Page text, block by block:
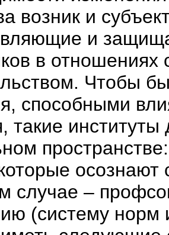
возник и
и
в отношениях
Чтобы
способными
такие
осознают
случае –
(систему норм